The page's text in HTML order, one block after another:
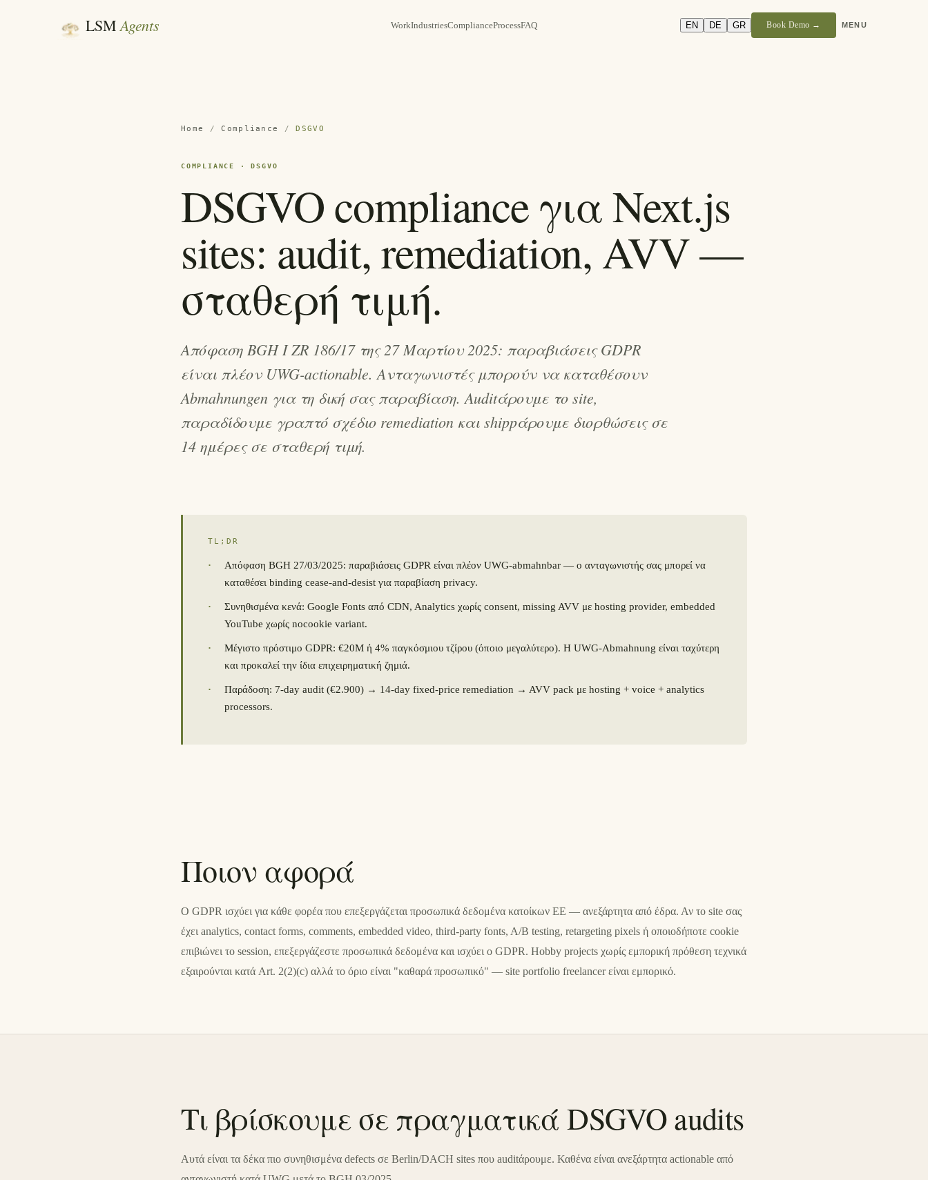
LSMAgents WorkIndustriesComplianceProcessFAQ EN DE GR Book Demo → MENU
Home /Compliance /DSGVO
COMPLIANCE · DSGVO
DSGVO compliance για Next.js
sites: audit, remediation, AVV —
σταθερή τιμή.
Απόφαση BGH I ZR 186/17 της 27 Μαρτίου 2025: παραβιάσεις GDPR
είναι πλέον UWG-actionable. Ανταγωνιστές μπορούν να καταθέσουν
Abmahnungen για τη δική σας παραβίαση. Auditάρουμε το site,
παραδίδουμε γραπτό σχέδιο remediation και shippάρουμε διορθώσεις σε
14 ημέρες σε σταθερή τιμή.
TL;DR
·
Απόφαση BGH 27/03/2025: παραβιάσεις GDPR είναι πλέον UWG-abmahnbar — ο ανταγωνιστής σας μπορεί να
καταθέσει binding cease-and-desist για παραβίαση privacy.
·
Συνηθισμένα κενά: Google Fonts από CDN, Analytics χωρίς consent, missing AVV με hosting provider, embedded
YouTube χωρίς nocookie variant.
·
Μέγιστο πρόστιμο GDPR: €20M ή 4% παγκόσμιου τζίρου (όποιο μεγαλύτερο). Η UWG-Abmahnung είναι ταχύτερη
και προκαλεί την ίδια επιχειρηματική ζημιά.
·
Παράδοση: 7-day audit (€2.900) → 14-day fixed-price remediation → AVV pack με hosting + voice + analytics
processors.
Ποιον αφορά
Ο GDPR ισχύει για κάθε φορέα που επεξεργάζεται προσωπικά δεδομένα κατοίκων ΕΕ — ανεξάρτητα από έδρα. Αν το site σας
έχει analytics, contact forms, comments, embedded video, third-party fonts, A/B testing, retargeting pixels ή οποιοδήποτε cookie
επιβιώνει το session, επεξεργάζεστε προσωπικά δεδομένα και ισχύει ο GDPR. Hobby projects χωρίς εμπορική πρόθεση τεχνικά
εξαιρούνται κατά Art. 2(2)(c) αλλά το όριο είναι "καθαρά προσωπικό" — site portfolio freelancer είναι εμπορικό.
Τι βρίσκουμε σε πραγματικά DSGVO audits
Αυτά είναι τα δέκα πιο συνηθισμένα defects σε Berlin/DACH sites που auditάρουμε. Καθένα είναι ανεξάρτητα actionable από